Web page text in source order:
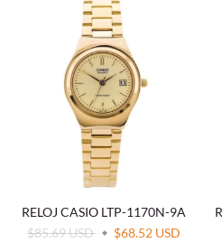
RELOJ CASIO LTP-1170N-9A
$85.69 USD
$68.52 USD